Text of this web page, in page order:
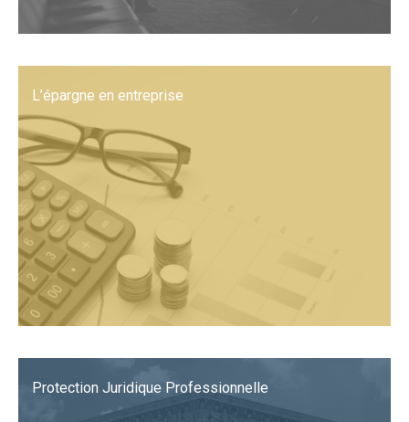
L’épargne en entreprise
Protection Juridique Professionnelle